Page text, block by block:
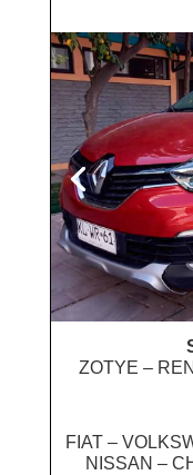
ZOTYE –
FIAT –
NISSAN –